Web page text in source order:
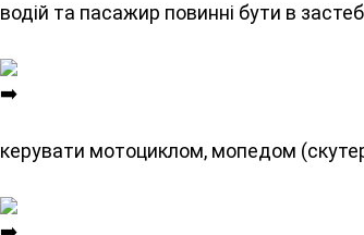
водій та пасажир повинні бути в
керувати мотоциклом, мопедом